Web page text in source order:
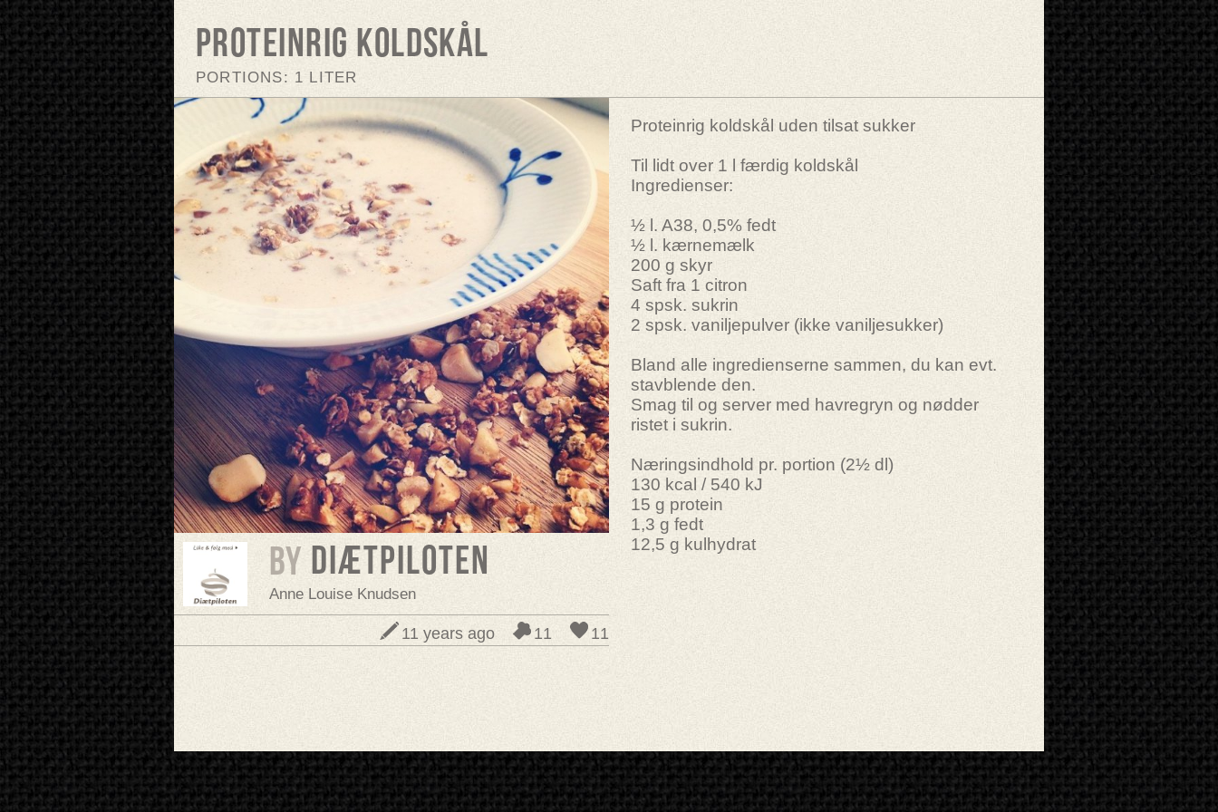
Proteinrig koldskål
PORTIONS: 1 LITER
BY Diætpiloten
Anne Louise Knudsen
11
11
11 years ago
Proteinrig koldskål uden tilsat sukker
Til lidt over 1 l færdig koldskål
Ingredienser:
½ l. A38, 0,5% fedt
½ l. kærnemælk
200 g skyr
Saft fra 1 citron
4 spsk. sukrin
2 spsk. vaniljepulver (ikke vaniljesukker)
Bland alle ingredienserne sammen, du kan evt.
stavblende den.
Smag til og server med havregryn og nødder
ristet i sukrin.
Næringsindhold pr. portion (2½ dl)
130 kcal / 540 kJ
15 g protein
1,3 g fedt
12,5 g kulhydrat